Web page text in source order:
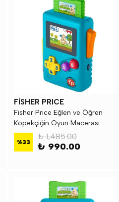
FİSHER PRICE
Fisher Price Eğlen ve Öğren
Köpekçiğin Oyun Macerası
Türkçe HBC91
%33
₺ 1,485.00
₺ 990.00